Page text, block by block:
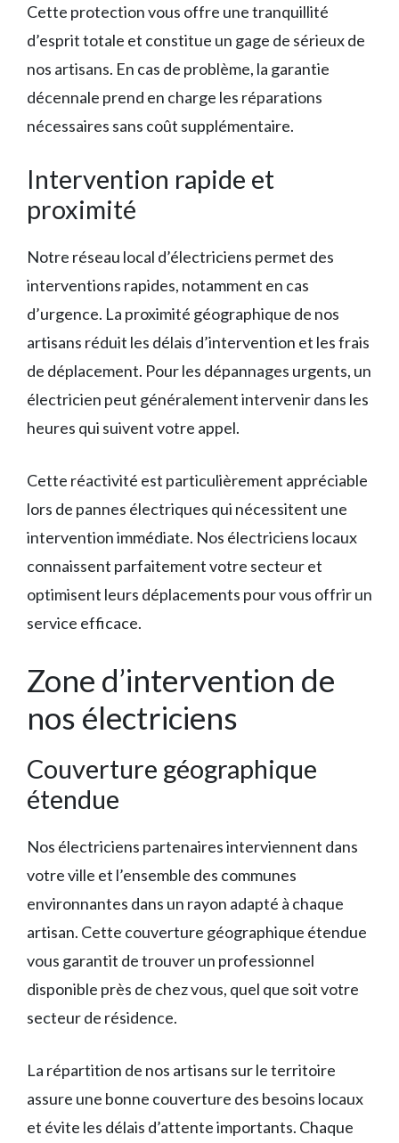
Cette protection vous offre une tranquillité
d’esprit totale et constitue un gage de sérieux de
nos artisans. En cas de problème, la garantie
décennale prend en charge les réparations
nécessaires sans coût supplémentaire.
Intervention rapide et
proximité
Notre réseau local d’électriciens permet des
interventions rapides, notamment en cas
d’urgence. La proximité géographique de nos
artisans réduit les délais d’intervention et les frais
de déplacement. Pour les dépannages urgents, un
électricien peut généralement intervenir dans les
heures qui suivent votre appel.
Cette réactivité est particulièrement appréciable
lors de pannes électriques qui nécessitent une
intervention immédiate. Nos électriciens locaux
connaissent parfaitement votre secteur et
optimisent leurs déplacements pour vous offrir un
service efficace.
Zone d’intervention de
nos électriciens
Couverture géographique
étendue
Nos électriciens partenaires interviennent dans
votre ville et l’ensemble des communes
environnantes dans un rayon adapté à chaque
artisan. Cette couverture géographique étendue
vous garantit de trouver un professionnel
disponible près de chez vous, quel que soit votre
secteur de résidence.
La répartition de nos artisans sur le territoire
assure une bonne couverture des besoins locaux
et évite les délais d’attente importants. Chaque